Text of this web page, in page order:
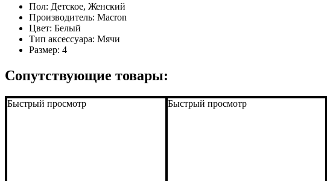
Пол: Детское, Женский
Производитель: Macron
Цвет: Белый
Тип аксессуара: Мячи
Размер: 4
Сопутствующие товары:
Быстрый просмотр Быстрый просмотр